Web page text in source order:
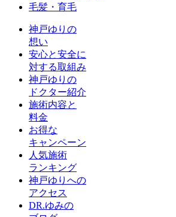
毛髪・育毛
神戸ゆりの
想い
安心と安全に
対する取組み
神戸ゆりの
ドクター紹介
施術内容と
料金
お得な
キャンペーン
人気施術
ランキング
神戸ゆりへの
アクセス
DR.ゆみの